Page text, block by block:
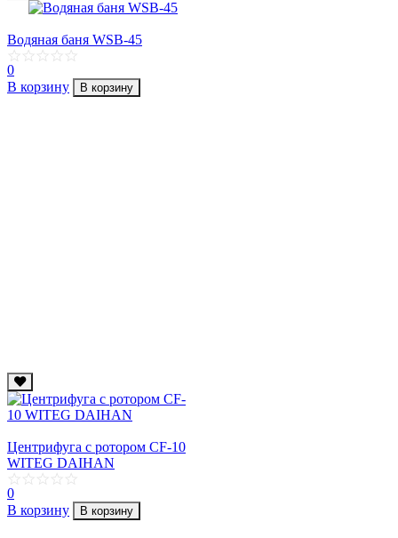
Водяная баня WSB-45
0
В корзину
В корзину
Центрифуга с ротором CF-10
WITEG DAIHAN
0
В корзину
В корзину